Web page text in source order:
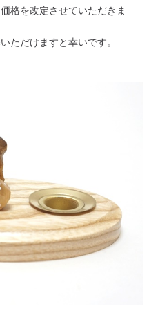
格を改定させていただきま
ただけますと幸いです。